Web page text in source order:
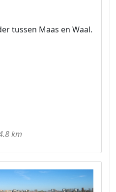
tussen Maas en Waal.
km